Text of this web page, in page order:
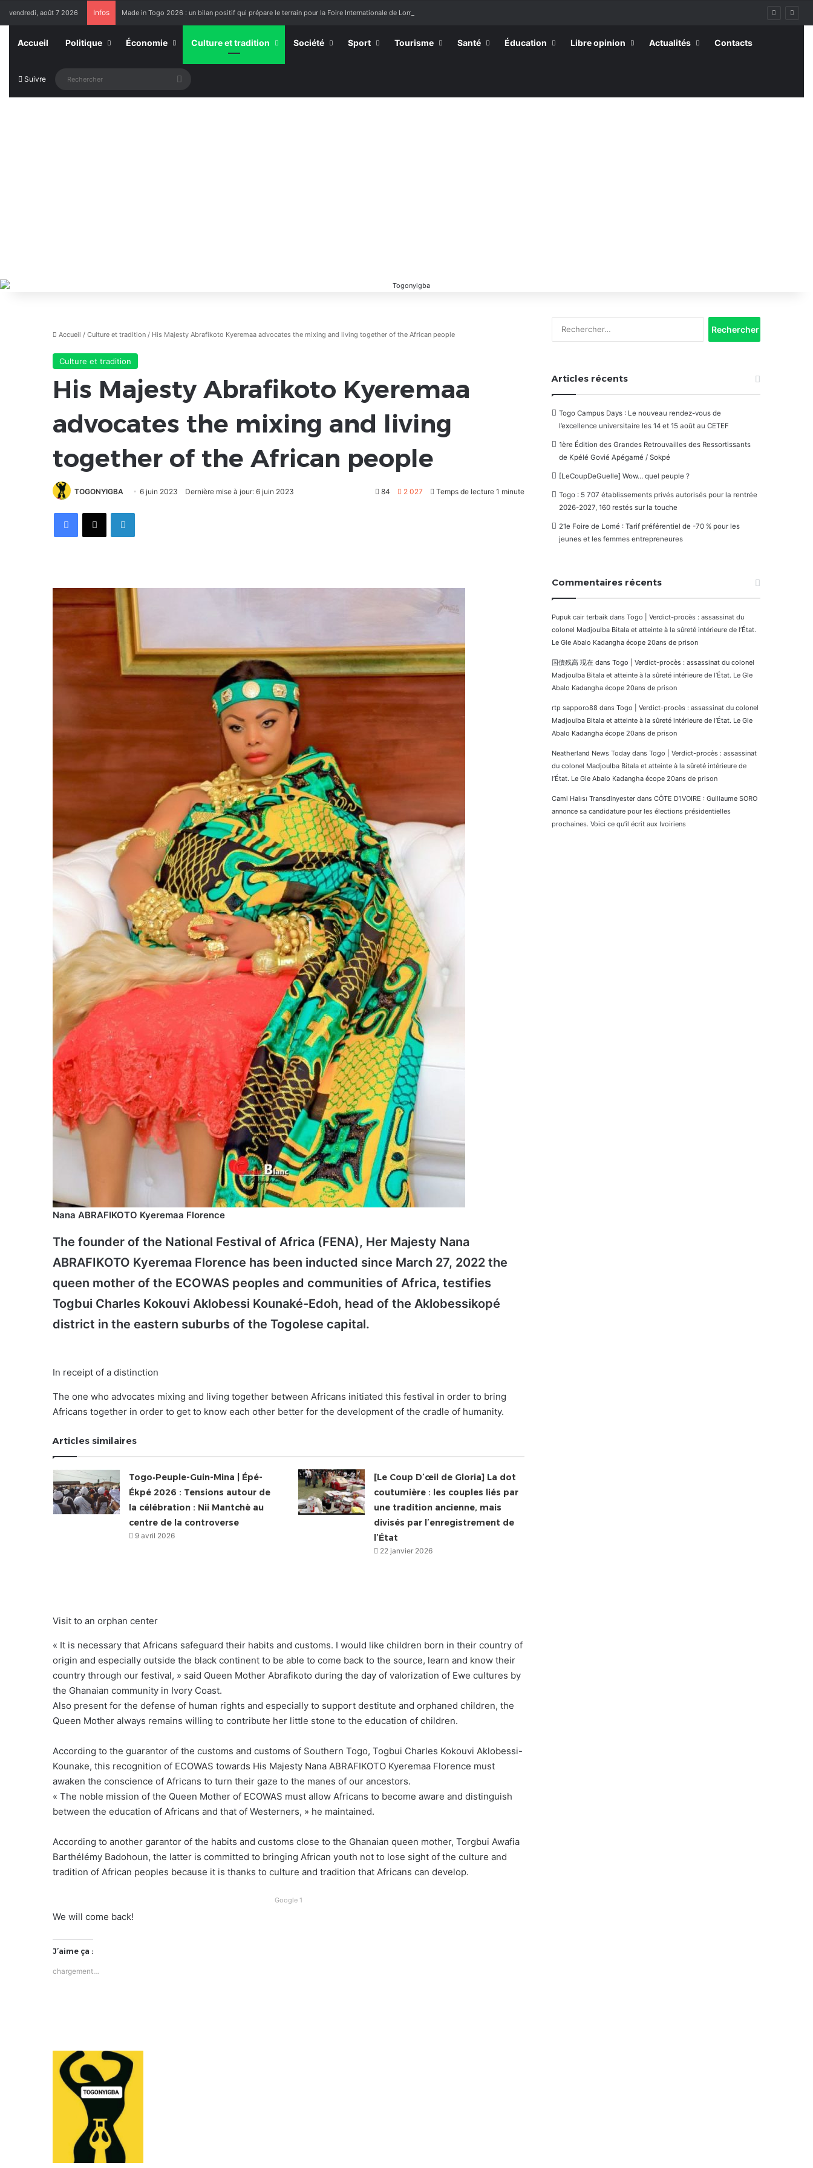
vendredi, août 7 2026 Infos Made in Togo 2026 : un bilan positif qui prépare le terrain pour la Foire Internationale de Lomé
Accueil Politique Économie Culture et tradition Société Sport Tourisme Santé Éducation Libre opinion Actualités Contacts
Suivre Rechercher
Accueil / Culture et tradition / His Majesty Abrafikoto Kyeremaa advocates the mixing and living together of the African people
Culture et tradition
His Majesty Abrafikoto Kyeremaa
advocates the mixing and living
together of the African people
TOGONYIGBA 6 juin 2023 Dernière mise à jour: 6 juin 2023 84 2 027 Temps de lecture 1 minute
FacebookX Linkedin
Nana ABRAFIKOTO Kyeremaa Florence
The founder of the National Festival of Africa (FENA), Her Majesty Nana
ABRAFIKOTO Kyeremaa Florence has been inducted since March 27, 2022 the
queen mother of the ECOWAS peoples and communities of Africa, testifies
Togbui Charles Kokouvi Aklobessi Kounaké-Edoh, head of the Aklobessikopé
district in the eastern suburbs of the Togolese capital.
In receipt of a distinction
The one who advocates mixing and living together between Africans initiated this festival in order to bring
Africans together in order to get to know each other better for the development of the cradle of humanity.
Articles similaires
Togo•Peuple-Guin-Mina | Épé-
Ékpé 2026 : Tensions autour de
la célébration : Nii Mantchè au
centre de la controverse
9 avril 2026
[Le Coup D’œil de Gloria] La dot
coutumière : les couples liés par
une tradition ancienne, mais
divisés par l’enregistrement de
l’État
22 janvier 2026
Visit to an orphan center
« It is necessary that Africans safeguard their habits and customs. I would like children born in their country of
origin and especially outside the black continent to be able to come back to the source, learn and know their
country through our festival, » said Queen Mother Abrafikoto during the day of valorization of Ewe cultures by
the Ghanaian community in Ivory Coast.
Also present for the defense of human rights and especially to support destitute and orphaned children, the
Queen Mother always remains willing to contribute her little stone to the education of children.
According to the guarantor of the customs and customs of Southern Togo, Togbui Charles Kokouvi Aklobessi-
Kounake, this recognition of ECOWAS towards His Majesty Nana ABRAFIKOTO Kyeremaa Florence must
awaken the conscience of Africans to turn their gaze to the manes of our ancestors.
« The noble mission of the Queen Mother of ECOWAS must allow Africans to become aware and distinguish
between the education of Africans and that of Westerners, » he maintained.
According to another garantor of the habits and customs close to the Ghanaian queen mother, Torgbui Awafia
Barthélémy Badohoun, the latter is committed to bringing African youth not to lose sight of the culture and
tradition of African peoples because it is thanks to culture and tradition that Africans can develop.
Google 1
We will come back!
J’aime ça :
chargement…
Articles récents
Togo Campus Days : Le nouveau rendez-vous de
l’excellence universitaire les 14 et 15 août au CETEF
1ère Édition des Grandes Retrouvailles des Ressortissants
de Kpélé Govié Apégamé / Sokpé
[LeCoupDeGuelle] Wow… quel peuple ?
Togo : 5 707 établissements privés autorisés pour la rentrée
2026-2027, 160 restés sur la touche
21e Foire de Lomé : Tarif préférentiel de -70 % pour les
jeunes et les femmes entrepreneures
Commentaires récents
Pupuk cair terbaik dans Togo | Verdict-procès : assassinat du
colonel Madjoulba Bitala et atteinte à la sûreté intérieure de l’État.
Le Gle Abalo Kadangha écope 20ans de prison
国債残高 現在 dans Togo | Verdict-procès : assassinat du colonel
Madjoulba Bitala et atteinte à la sûreté intérieure de l’État. Le Gle
Abalo Kadangha écope 20ans de prison
rtp sapporo88 dans Togo | Verdict-procès : assassinat du colonel
Madjoulba Bitala et atteinte à la sûreté intérieure de l’État. Le Gle
Abalo Kadangha écope 20ans de prison
Neatherland News Today dans Togo | Verdict-procès : assassinat
du colonel Madjoulba Bitala et atteinte à la sûreté intérieure de
l’État. Le Gle Abalo Kadangha écope 20ans de prison
Cami Halısı Transdinyester dans CÔTE D’IVOIRE : Guillaume SORO
annonce sa candidature pour les élections présidentielles
prochaines. Voici ce qu’il écrit aux Ivoiriens